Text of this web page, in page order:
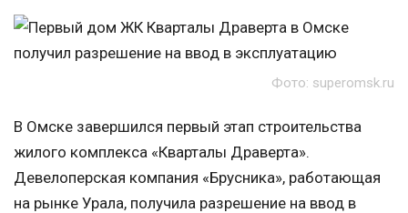
Фото: superomsk.ru
В Омске завершился первый этап строительства
жилого комплекса «Кварталы Драверта».
Девелоперская компания «Брусника», работающая
на рынке Урала, получила разрешение на ввод в